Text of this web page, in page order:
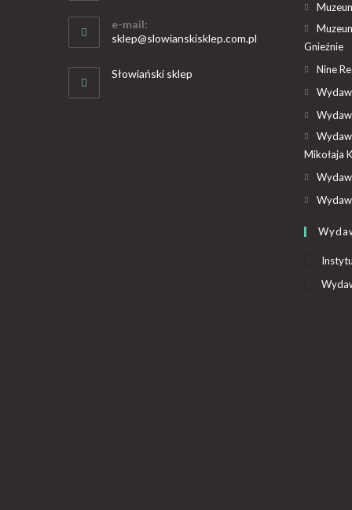
e-mail:
sklep@slowianskisklep.com.pl
Słowiański sklep
Gnieźnie
Nine
Mikołaja